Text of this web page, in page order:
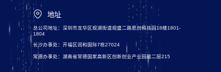
地址
总公司地址：深圳市龙华区观湖街道观盛二路思创科技园18楼1801-
1804
长沙办事处：开福区润和国际7栋27024
常德办事处：湖南省常德国家高新区创新创业产业园敌二层215